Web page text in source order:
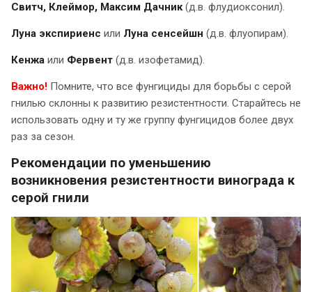
Свитч, Клеймор, Максим Дачник(д.в. флудиоксонил).
Луна экспириенс или Луна сенсейшн (д.в. флуопирам).
Кенжа или Фервент (д.в. изофетамид).
Важно! Помните, что все фунгициды для борьбы с серой
гнилью склонны к развитию резистентности. Старайтесь не
использовать одну и ту же группу фунгицидов более двух
раз за сезон.
Рекомендации по уменьшению
возникновения резистентности винограда к
серой гнили